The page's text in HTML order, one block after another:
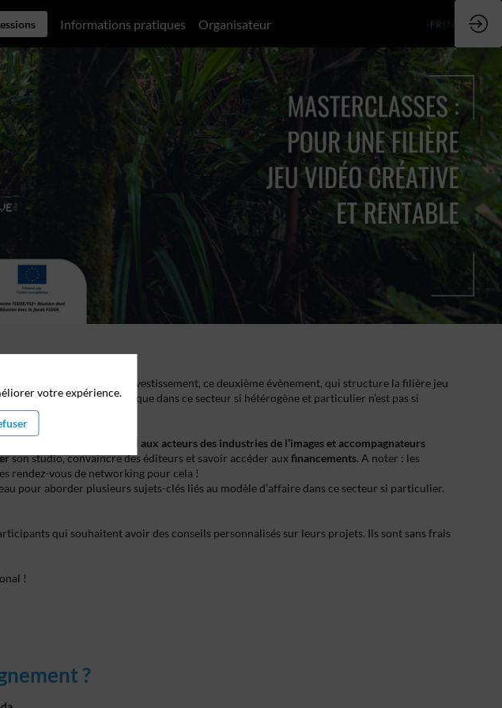
Informations pratiques Organisateur FR
en tant que terre d’investissement, ce deuxième évènement, qui structure la filière jeu
son modèle économique dans ce secteur si hétérogène et particulier n’est pas si
étudiants, mais aussi aux acteurs des industries de l’images et accompagnateurs
son studio, convaincre des éditeurs et savoir accéder auxfinancements. A noter : les
rendez-vous de networking pour cela !
pour aborder plusieurs sujets-clés liés au modèle d’affaire dans ce secteur si particulier.
qui souhaitent avoir des conseils personnalisés sur leurs projets. Ils sont sans frais
!
?
votre expérience.